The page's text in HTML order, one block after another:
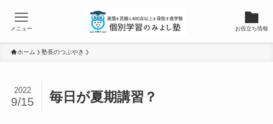
お役立ち情報
メニュー
ホーム 塾長のつぶやき
毎日が夏期講習？
2022
9/15